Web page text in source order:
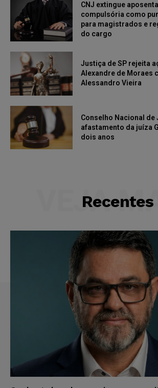
CNJ extingue
compulsória como
para magistrados e
do cargo
Justiça de SP rejeita
Alexandre de Moraes
Alessandro Vieira
Conselho Nacional
afastamento da juíza
dois anos
Recentes
VEJA